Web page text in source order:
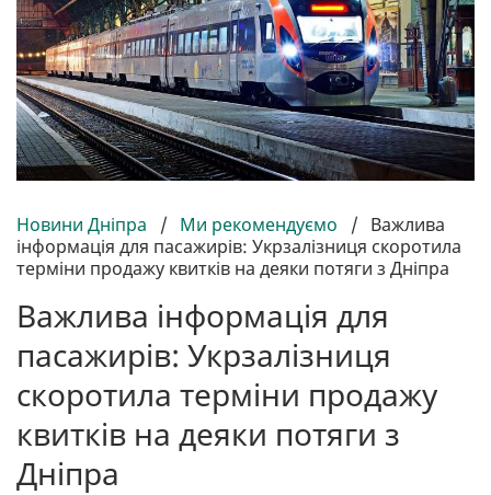
Новини Дніпра / Ми рекомендуємо / Важлива
інформація для пасажирів: Укрзалізниця скоротила
терміни продажу квитків на деяки потяги з Дніпра
Важлива інформація для
пасажирів: Укрзалізниця
скоротила терміни продажу
квитків на деяки потяги з
Дніпра